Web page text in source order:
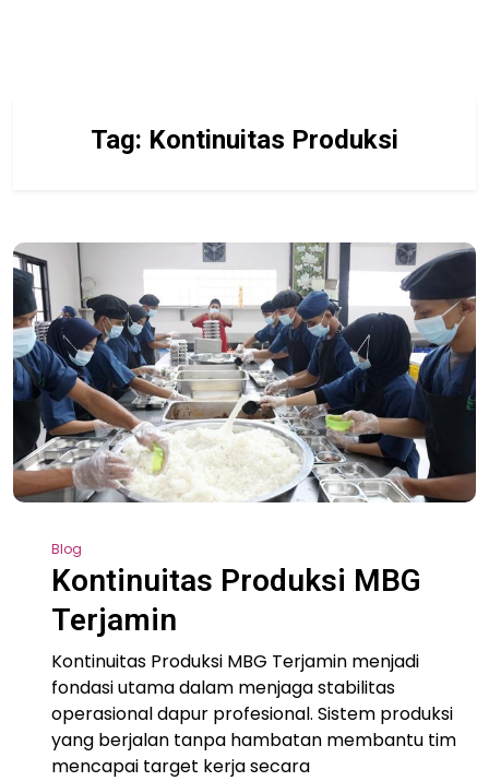
Tag: Kontinuitas Produksi
Blog
Kontinuitas Produksi MBG
Terjamin
Kontinuitas Produksi MBG Terjamin menjadi
fondasi utama dalam menjaga stabilitas
operasional dapur profesional. Sistem produksi
yang berjalan tanpa hambatan membantu tim
mencapai target kerja secara